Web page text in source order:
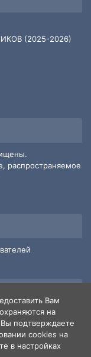
(2025-2026)
распространяемое
Вам
на
подтверждаете
cookies на
в настройках